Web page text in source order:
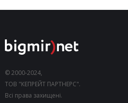
© 2000-2024,
ТОВ "КЕПРЕЙТ ПАРТНЕРС".
Всі права захищені.